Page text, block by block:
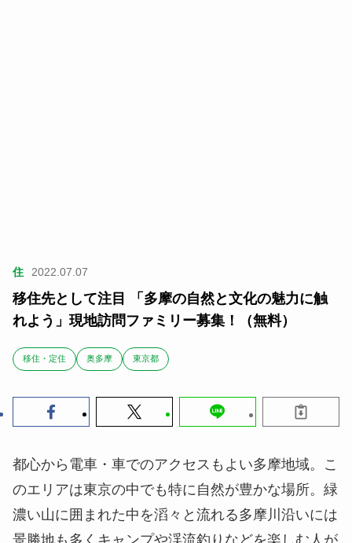
住 2022.07.07
移住先として注目 「多摩の自然と文化の魅力に触
れよう」現地訪問ファミリー募集！（無料）
移住・定住 奥多摩 東京都
都心から電車・車でのアクセスもよい多摩地域。こ
のエリアは東京の中でも特に自然が豊かな場所。緑
濃い山に囲まれた中を滔々と流れる多摩川沿いには